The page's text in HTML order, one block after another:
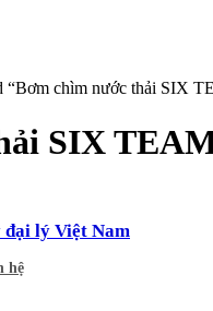
“Bơm chìm nước thải SIX
SIX
lý Việt Nam
hệ